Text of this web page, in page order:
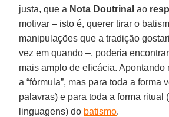
justa, que a Nota Doutrinal ao
motivar – isto é, querer tirar o
manipulações que a tradição
vez em quando –, poderia
mais amplo de eficácia. Apontando
a “fórmula”, mas para toda a forma
palavras) e para toda a forma ritual
linguagens) do batismo.